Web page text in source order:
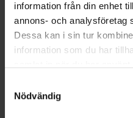
information från din enhet
annons- och analysföretag
Dessa kan i sin tur
information som du har
Nödvändig
Regnvattensdränerande
Skrovets material